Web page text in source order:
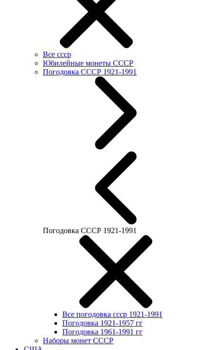
Все ссср
Юбилейные монеты СССР
Погодовка СССР 1921-1991
Погодовка СССР 1921-1991
Все погодовка ссср 1921-1991
Погодовка 1921-1957 гг
Погодовка 1961-1991 гг
Наборы монет СССР